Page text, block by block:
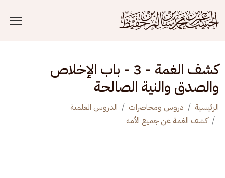
كشف الغمة - 3 - باب الإخلاص
والصدق والنية الصالحة
الرئيسية دروس ومحاضرات
الدروس العلمية
كشف الغمة عن جميع الأمة